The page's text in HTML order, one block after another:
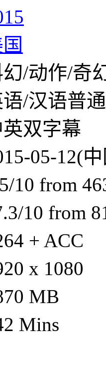
作/奇
语普通
字幕
05-12(
from
10 from
+ ACC
x 1080
MB